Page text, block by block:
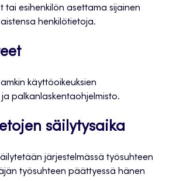
tai esihenkilön asettama sijainen
henkilötietoja.
käyttöoikeuksien
palkanlaskentaohjelmisto.
säilytysaika
järjestelmässä työsuhteen
työsuhteen päättyessä hänen